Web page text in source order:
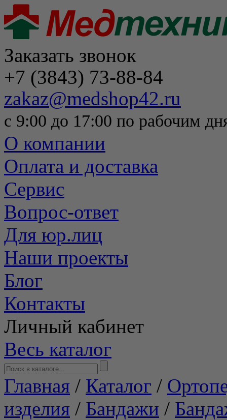
Заказать звонок
+7 (3843) 73-88-84
zakaz@medshop42.ru
с 9:00 до 17:00 по рабочим
О компании
Оплата и доставка
Сервис
Вопрос-ответ
Для юр.лиц
Наши проекты
Блог
Контакты
Личный кабинет
Весь каталог
Главная / Каталог /
изделия / Бандажи /